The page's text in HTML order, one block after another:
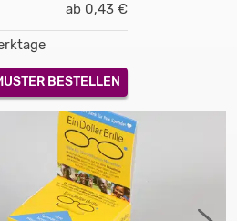
ab 0,43 €
BESTELLEN